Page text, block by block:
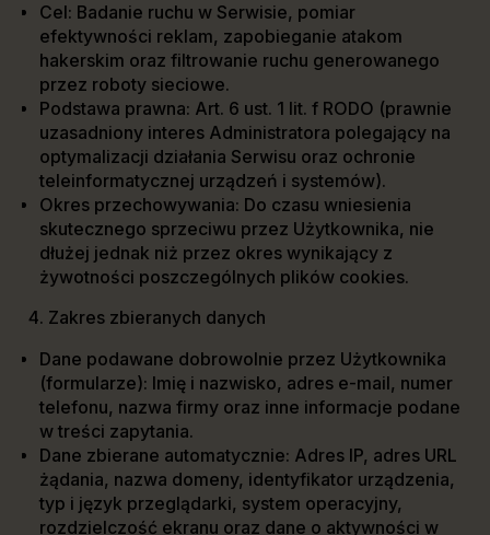
Cel: Badanie ruchu w Serwisie, pomiar
efektywności reklam, zapobieganie atakom
hakerskim oraz filtrowanie ruchu generowanego
przez roboty sieciowe.
Podstawa prawna: Art. 6 ust. 1 lit. f RODO (prawnie
uzasadniony interes Administratora polegający na
optymalizacji działania Serwisu oraz ochronie
teleinformatycznej urządzeń i systemów).
Okres przechowywania: Do czasu wniesienia
skutecznego sprzeciwu przez Użytkownika, nie
dłużej jednak niż przez okres wynikający z
żywotności poszczególnych plików cookies.
Zakres zbieranych danych
Dane podawane dobrowolnie przez Użytkownika
(formularze): Imię i nazwisko, adres e-mail, numer
telefonu, nazwa firmy oraz inne informacje podane
w treści zapytania.
Dane zbierane automatycznie: Adres IP, adres URL
żądania, nazwa domeny, identyfikator urządzenia,
typ i język przeglądarki, system operacyjny,
rozdzielczość ekranu oraz dane o aktywności w